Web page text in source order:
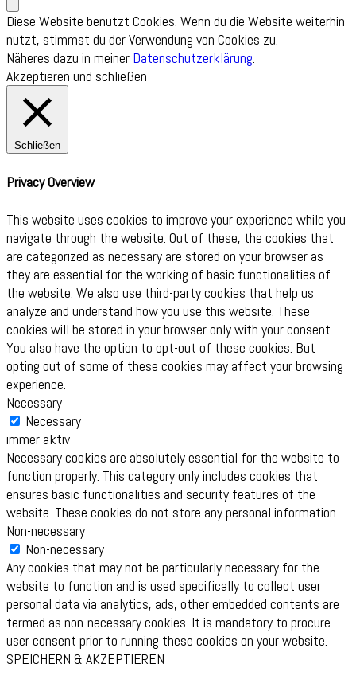
Diese Website benutzt Cookies. Wenn du die Website weiterhin
nutzt, stimmst du der Verwendung von Cookies zu.
Näheres dazu in meiner Datenschutzerklärung.
Akzeptieren und schließen
Schließen
Privacy Overview
This website uses cookies to improve your experience while you
navigate through the website. Out of these, the cookies that
are categorized as necessary are stored on your browser as
they are essential for the working of basic functionalities of
the website. We also use third-party cookies that help us
analyze and understand how you use this website. These
cookies will be stored in your browser only with your consent.
You also have the option to opt-out of these cookies. But
opting out of some of these cookies may affect your browsing
experience.
Necessary
Necessary
immer aktiv
Necessary cookies are absolutely essential for the website to
function properly. This category only includes cookies that
ensures basic functionalities and security features of the
website. These cookies do not store any personal information.
Non-necessary
Non-necessary
Any cookies that may not be particularly necessary for the
website to function and is used specifically to collect user
personal data via analytics, ads, other embedded contents are
termed as non-necessary cookies. It is mandatory to procure
user consent prior to running these cookies on your website.
SPEICHERN & AKZEPTIEREN